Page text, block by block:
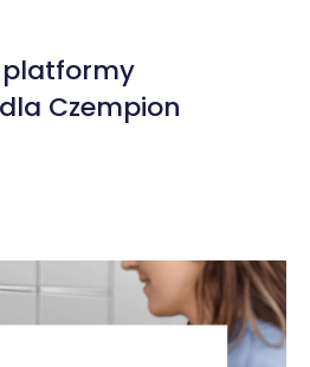
platformy
Czempion